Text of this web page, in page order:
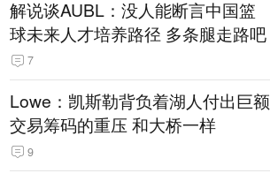
解说谈AUBL：没人能断言中国篮
球未来人才培养路径 多条腿走路吧
7
Lowe：凯斯勒背负着湖人付出巨额
交易筹码的重压 和大桥一样
9